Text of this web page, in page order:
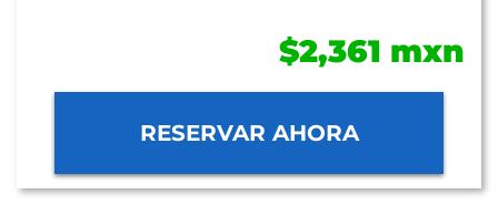
$2,361 mxn
RESERVAR AHORA